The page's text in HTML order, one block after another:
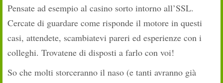
Pensate ad esempio al casino sorto intorno all’SSL.
Cercate di guardare come risponde il motore in questi
casi, attendete, scambiatevi pareri ed esperienze con i
colleghi. Trovatene di disposti a farlo con voi!
So che molti storceranno il naso (e tanti avranno già